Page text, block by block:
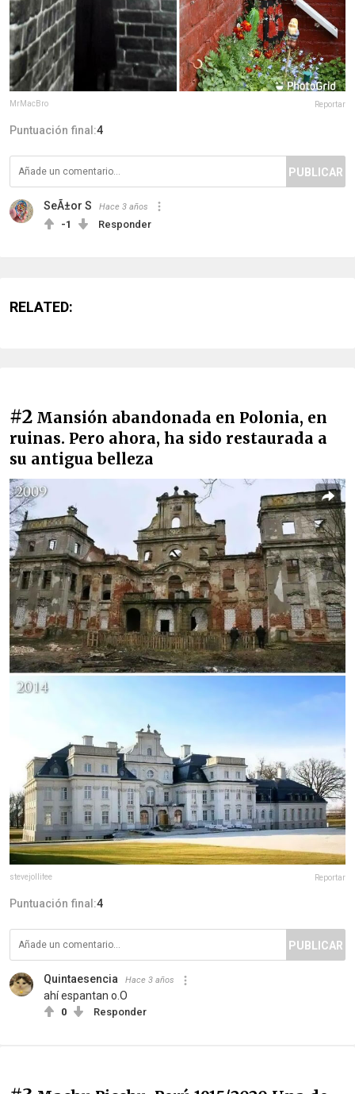
MrMacBro Reportar
Puntuación final:4
PUBLICAR
SeÃ±or S Hace 3 años
-1 Responder
RELATED:
#2 Mansión abandonada en Polonia, en
ruinas. Pero ahora, ha sido restaurada a
su antigua belleza
stevejollifee Reportar
Puntuación final:4
PUBLICAR
Quintaesencia Hace 3 años
ahí espantan o.O
0 Responder